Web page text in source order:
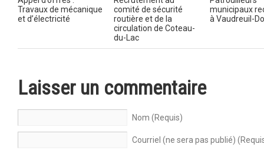
Travaux de mécanique
et d’électricité
comité de sécurité
routière et de la
circulation de Coteau-
du-Lac
municipaux
à Vaudreuil-
Laisser un commentaire
Nom (Requis)
Courriel (ne sera pas publié)